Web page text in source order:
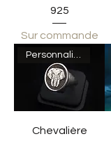
925
Sur commande
Personnalisable
Chevalière